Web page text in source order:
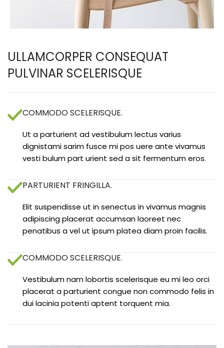
ULLAMCORPER CONSEQUAT
PULVINAR SCELERISQUE
COMMODO SCELERISQUE.
Ut a parturient ad vestibulum lectus varius
dignistami sarim fusce mi pos uere ante vivamus
vesti bulum part urient sed a sit fermentum eros.
PARTURIENT FRINGILLA.
Elit suspendisse ut in senectus in vivamus magnis
adipiscing placerat accumsan laoreet nec
penatibus a vel ut ipsum platea diam proin facilis.
COMMODO SCELERISQUE.
Vestibulum nam lobortis scelerisque eu mi leo orci
placerat a parturient congue non commodo felis in
dui lacinia potenti aptent torquent mia.